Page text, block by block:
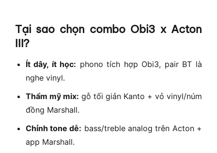
Tại sao chọn combo Obi3 x Acton
III?
Ít dây, ít học: phono tích hợp Obi3, pair BT là
nghe vinyl.
Thẩm mỹ mix: gỗ tối giản Kanto + vỏ vinyl/núm
đồng Marshall.
Chỉnh tone dễ: bass/treble analog trên Acton +
app Marshall.